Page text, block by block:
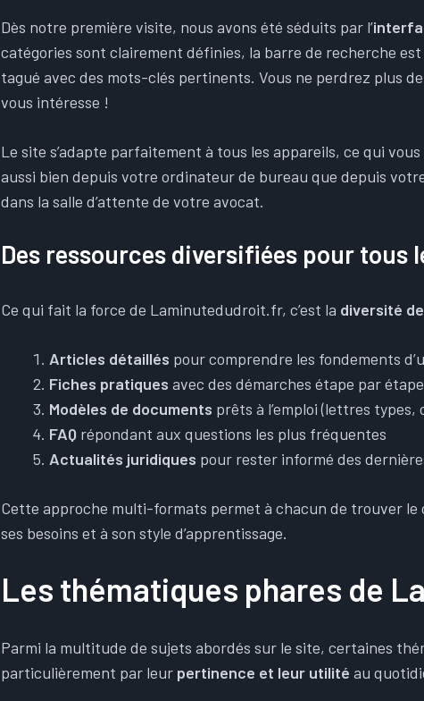
Dès notre première visite, nous avons été séduits par l’
catégories sont clairement définies, la barre de recherche
tagué avec des mots-clés pertinents. Vous ne perdrez plus
vous intéresse !
Le site s’adapte parfaitement à tous les appareils, ce qui
aussi bien depuis votre ordinateur de bureau que depuis
dans la salle d’attente de votre avocat.
Des ressources diversifiées pour tous
Ce qui fait la force de Laminutedudroit.fr, c’est la diversité
Articles détaillés pour comprendre les fondements
Fiches pratiques avec des démarches étape par étape
Modèles de documents prêts à l’emploi (lettres
FAQ répondant aux questions les plus fréquentes
Actualités juridiques pour rester informé des
Cette approche multi-formats permet à chacun de trouver le
ses besoins et à son style d’apprentissage.
Les thématiques phares de
Parmi la multitude de sujets abordés sur le site, certaines
particulièrement par leur pertinence et leur utilité au